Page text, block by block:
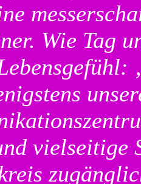
Wie Tag
vielseitige